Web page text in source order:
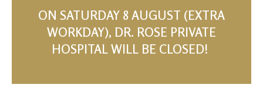
ON SATURDAY 8 AUGUST (EXTRA
WORKDAY), DR. ROSE PRIVATE
HOSPITAL WILL BE CLOSED!